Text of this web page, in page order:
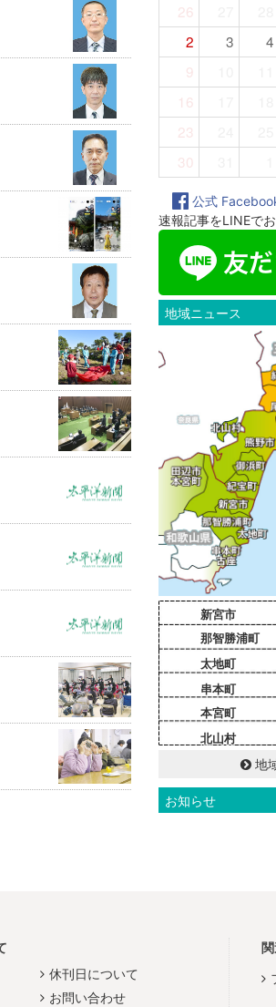
26
2
3 4
9
16
23
30
公式
速報記事をLINEで
地域ニュース
新宮市
那智勝浦町
太地町
串本町
本宮町
北山村
地
お知らせ
休刊日について
お問い合わせ